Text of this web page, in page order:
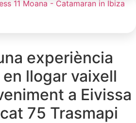
experiència
llogar vaixell
a Eivissa
75 Trasmapi